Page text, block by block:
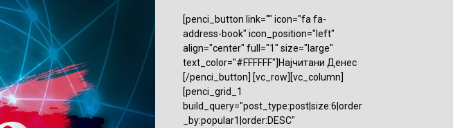
[penci_button link="" icon="fa fa-
address-book" icon_position="left"
align="center" full="1" size="large"
text_color="#FFFFFF"]Најчитани Денес
[/penci_button] [vc_row][vc_column]
[penci_grid_1
build_query="post_type:post|size:6|order
_by:popular1|order:DESC"